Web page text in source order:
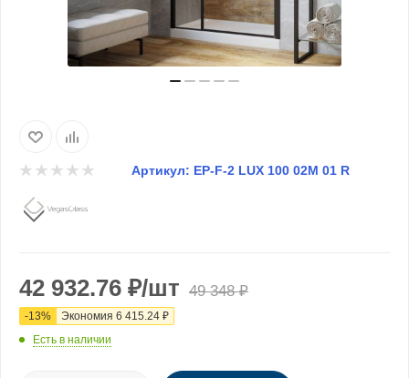
Артикул: EP-F-2 LUX 100 02М 01 R
42 932.76 ₽/шт 49 348₽
-13% Экономия 6 415.24 ₽
Есть в наличии